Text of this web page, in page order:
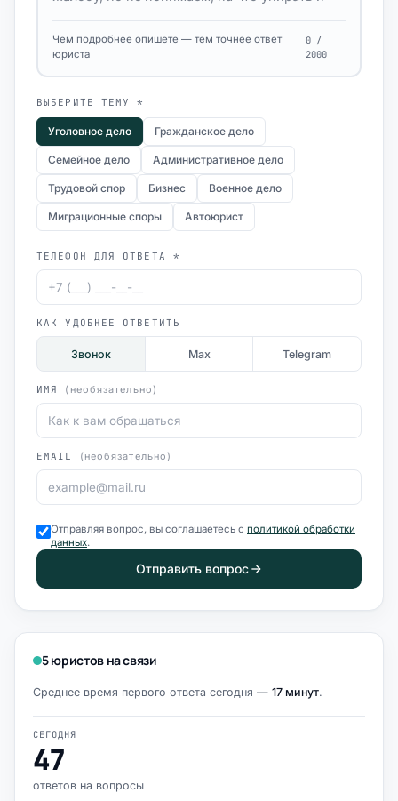
Чем подробнее опишете — тем точнее ответ
юриста
0 /
2000
ВЫБЕРИТЕ ТЕМУ *
Уголовное дело Гражданское дело
Семейное дело Административное дело
Трудовой спор Бизнес Военное дело
Миграционные споры Автоюрист
ТЕЛЕФОН ДЛЯ ОТВЕТА *
КАК УДОБНЕЕ ОТВЕТИТЬ
Звонок Max Telegram
ИМЯ (необязательно)
EMAIL (необязательно)
Отправляя вопрос, вы соглашаетесь с политикой обработки
данных.
Отправить вопрос
5 юристов на связи
Среднее время первого ответа сегодня — 17 минут.
СЕГОДНЯ
47
ответов на вопросы